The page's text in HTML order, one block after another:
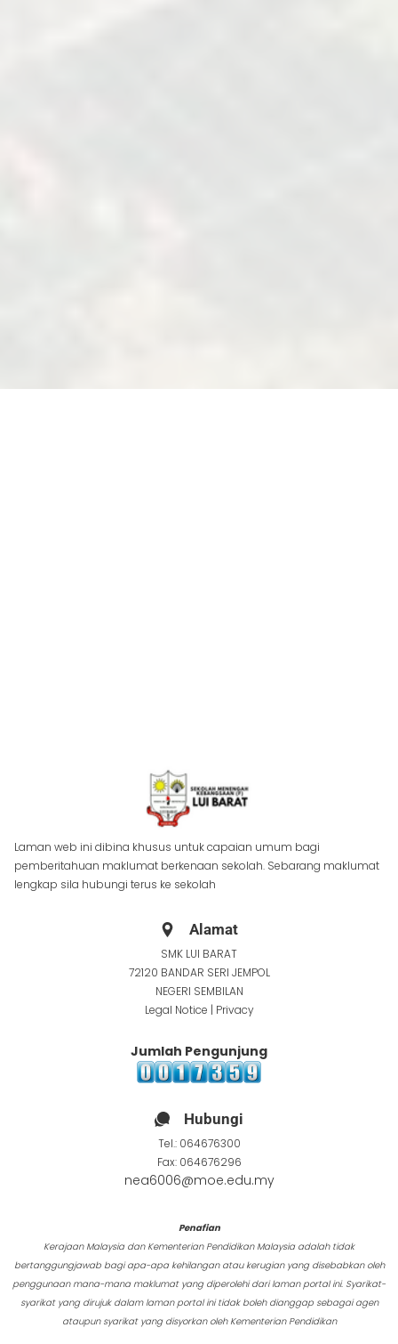
Laman web ini dibina khusus untuk capaian umum bagi
pemberitahuan maklumat berkenaan sekolah. Sebarang maklumat
lengkap sila hubungi terus ke sekolah
Alamat
SMK LUI BARAT
72120 BANDAR SERI JEMPOL
NEGERI SEMBILAN
Legal Notice | Privacy
Jumlah Pengunjung
Hubungi
Tel.: 064676300
Fax: 064676296
nea6006@moe.edu.my
Penafian
Kerajaan Malaysia dan Kementerian Pendidikan Malaysia adalah tidak
bertanggungjawab bagi apa-apa kehilangan atau kerugian yang disebabkan oleh
penggunaan mana-mana maklumat yang diperolehi dari laman portal ini. Syarikat-
syarikat yang dirujuk dalam laman portal ini tidak boleh dianggap sebagai agen
ataupun syarikat yang disyorkan oleh Kementerian Pendidikan